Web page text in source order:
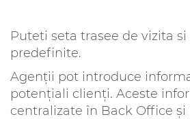
Puteti seta trasee de vizita
predefinite.
Agenții pot introduce
potențiali clienți. Aceste
centralizate în Back Office